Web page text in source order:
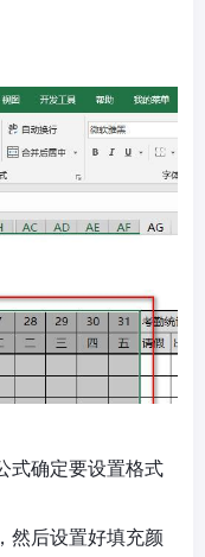
式确定要设置格式
然后设置好填充颜